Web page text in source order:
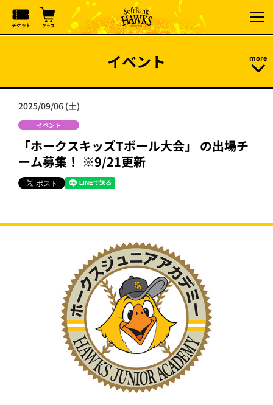
イベント
2025/09/06 (土)
イベント
「ホークスキッズTボール大会」 の出場チ
ーム募集！ ※9/21更新